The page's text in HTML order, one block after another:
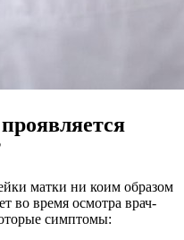
матки ни коим образом
во время осмотра врач-
симптомы: